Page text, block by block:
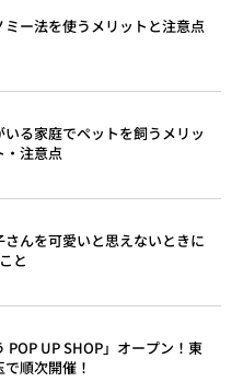
ミー法を使うメリットと注意点
る家庭でペットを飼うメリッ
・注意点
んを可愛いと思えないときに
と
POP UP SHOP」オープン！東
順次開催！